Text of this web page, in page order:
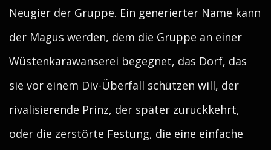
Neugier der Gruppe. Ein generierter Name kann
der Magus werden, dem die Gruppe an einer
Wüstenkarawanserei begegnet, das Dorf, das
sie vor einem Div-Überfall schützen will, der
rivalisierende Prinz, der später zurückkehrt,
oder die zerstörte Festung, die eine einfache